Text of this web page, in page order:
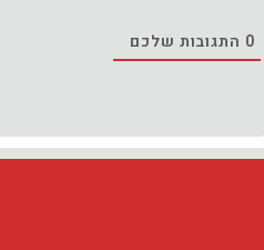
0 התגובות שלכם